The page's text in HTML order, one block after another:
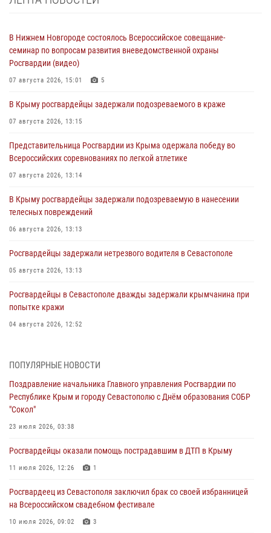
В Нижнем Новгороде состоялось Всероссийское совещание-
семинар по вопросам развития вневедомственной охраны
Росгвардии (видео)
07 августа 2026, 15:01 5
В Крыму росгвардейцы задержали подозреваемого в краже
07 августа 2026, 13:15
Представительница Росгвардии из Крыма одержала победу во
Всероссийских соревнованиях по легкой атлетике
07 августа 2026, 13:14
В Крыму росгвардейцы задержали подозреваемую в нанесении
телесных повреждений
06 августа 2026, 13:13
Росгвардейцы задержали нетрезвого водителя в Севастополе
05 августа 2026, 13:13
Росгвардейцы в Севастополе дважды задержали крымчанина при
попытке кражи
04 августа 2026, 12:52
мужчину
Росгвардия в Крыму и Севастополе задержала ряд
правонарушителей
03 августа 2026, 14:08
В Симферополе росгвардейцы задержали гражданина,
подозреваемого в совершении серии краж
Росгвардейцы оперативно задержали нарушителя на охраняемом
объекте в Севастополе
ПОПУЛЯРНЫЕ НОВОСТИ
Поздравление начальника Главного управления Росгвардии по
Республике Крым и городу Севастополю с Днём образования СОБР
"Сокол"
23 июля 2026, 03:38
Росгвардейцы оказали помощь пострадавшим в ДТП в Крыму
11 июля 2026, 12:26 1
Росгвардеец из Севастополя заключил брак со своей избранницей
на Всероссийском свадебном фестивале
10 июля 2026, 09:02 3